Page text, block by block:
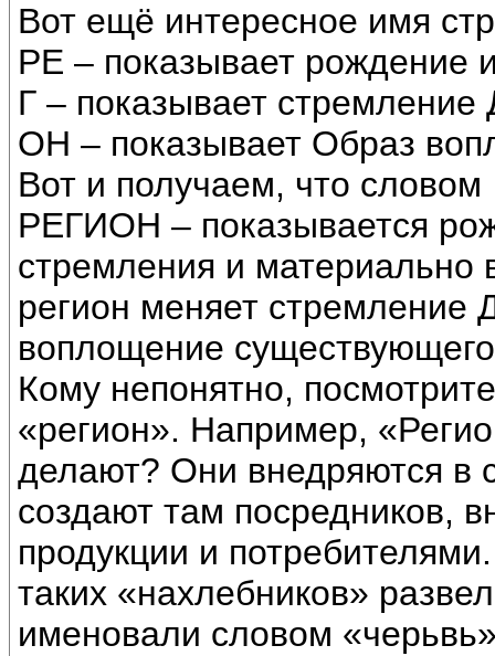
Вот ещё интересное имя
РЕ – показывает рождение
Г – показывает стремление
ОН – показывает Образ
Вот и получаем, что словом
РЕГИОН – показывается
стремления и материально
регион меняет стремление
воплощение
Кому непонятно,
«регион». Например,
делают? Они внедряются в
создают там посредников,
продукции и
таких «нахлебников»
именовали словом